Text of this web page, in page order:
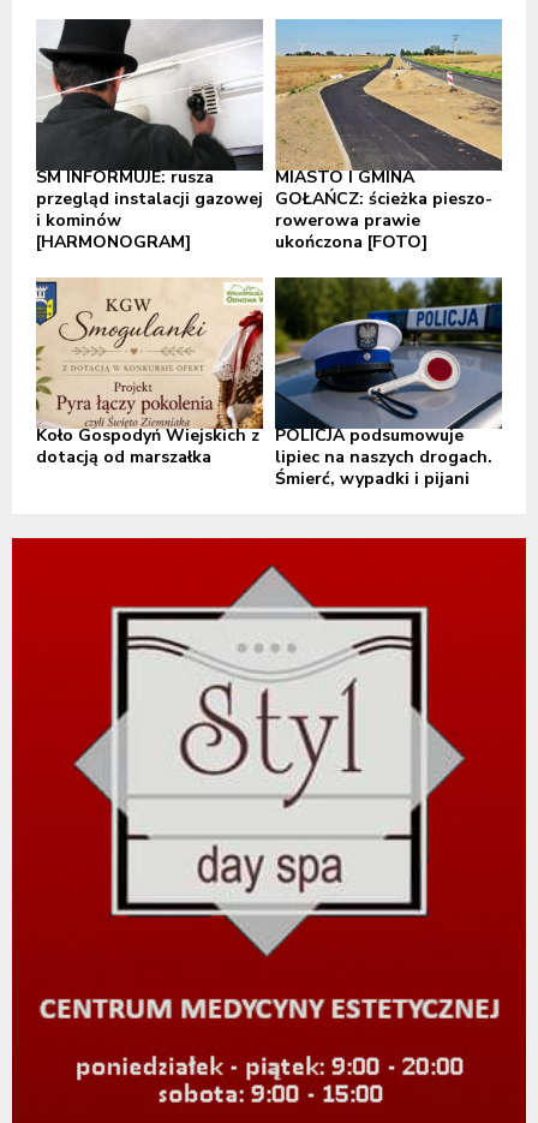
SM INFORMUJE: rusza
przegląd instalacji gazowej
i kominów
[HARMONOGRAM]
MIASTO I GMINA
GOŁAŃCZ: ścieżka pieszo-
rowerowa prawie
ukończona [FOTO]
Koło Gospodyń Wiejskich z
dotacją od marszałka
POLICJA podsumowuje
lipiec na naszych drogach.
Śmierć, wypadki i pijani